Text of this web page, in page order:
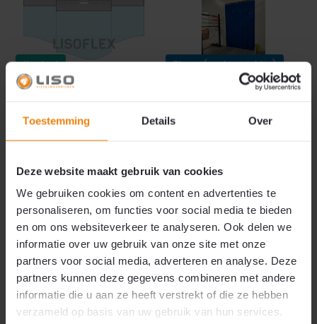
Toestemming Details Over
Deze website maakt gebruik van cookies
We gebruiken cookies om content en advertenties te
personaliseren, om functies voor social media te bieden
en om ons websiteverkeer te analyseren. Ook delen we
informatie over uw gebruik van onze site met onze
partners voor social media, adverteren en analyse. Deze
partners kunnen deze gegevens combineren met andere
informatie die u aan ze heeft verstrekt of die ze hebben
verzameld op basis van uw gebruik van hun services.
Koelcel
Strokengordijn voor
pvc stroken 200x2mm
20 cm
Strook dikte
2 mm
Max hoogte
350 cm (Advies)
Ophangsysteem
RVS Inclusief
Toepassing
Speciaal voor koelcellen
Op voorraad
Blauw (ondoorzichtig)
Strokengordijn op Maat -
stroken 200x2mm
20 cm
Strook dikte
2 mm
Max hoogte
350 cm (Advies)
Ophangsysteem
RVS Inclusief
Elektronica-
en cleanrooms/
Machines/ Poedercoating
Op voorraad